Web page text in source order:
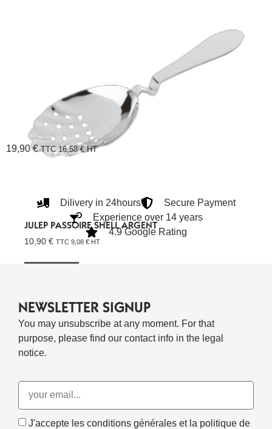
JULEP PASSOIRE SHELL ARGENT
10,90 € TTC 9,08 € HT
19,90€ TTC16,58€HT
Dilivery in 24hours
Secure Payment
Experience over 14 years
4.9 Google Rating
NEWSLETTER SIGNUP
You may unsubscribe at any moment. For that
purpose, please find our contact info in the legal
notice.
J'accepte les conditions générales et la politique de